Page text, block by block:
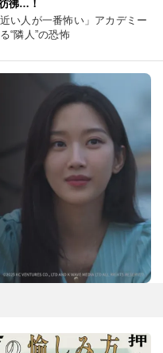
彿…！
い人が一番怖い」アカデミー
“隣人”の恐怖